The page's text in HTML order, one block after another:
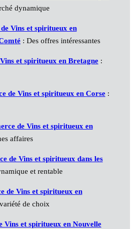
dynamique
Vins et spiritueux en
: Des offres intéressantes
et spiritueux en Bretagne :
de Vins et spiritueux en Corse :
de Vins et spiritueux en
affaires
de Vins et spiritueux dans les
et rentable
de Vins et spiritueux en
de choix
Vins et spiritueux en Nouvelle